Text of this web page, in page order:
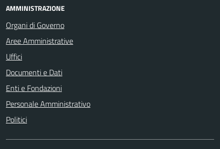
AMMINISTRAZIONE
Organi di Governo
Aree Amministrative
Uffici
Documenti e Dati
Enti e Fondazioni
Personale Amministrativo
Politici